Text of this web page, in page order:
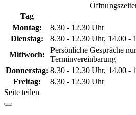
Tag
Montag:
8.30 - 12.30 Uhr
Dienstag:
8.30 - 12.30 Uhr, 14.00 -
Mittwoch:
Persönliche Gespräche
Terminvereinbarung
Donnerstag: 8.30 - 12.30 Uhr, 14.00 -
Freitag:
8.30 - 12.30 Uhr
Seite teilen